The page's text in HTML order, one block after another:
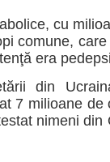
cu
comune,
era
din
7 milioane de
nimeni din